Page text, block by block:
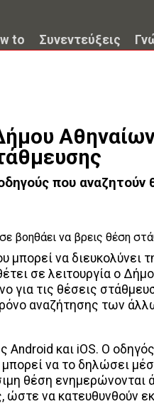
to Συνεντεύξεις
που αναζητούν
μπορεί να διευκολύνει
σε λειτουργία ο
για τις θέσεις
αναζήτησης των
Android και iOS. Ο
να το δηλώσει
θέση ενημερώνονται
ώστε να κατευθυνθούν